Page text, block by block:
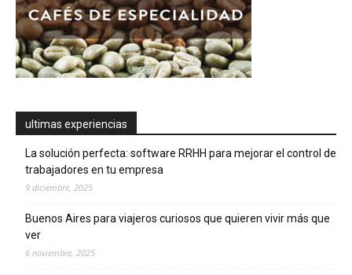
ultimas experiencias
La solución perfecta: software RRHH para mejorar el control de
trabajadores en tu empresa
9 diciembre, 2025
Buenos Aires para viajeros curiosos que quieren vivir más que
ver
6 noviembre, 2025